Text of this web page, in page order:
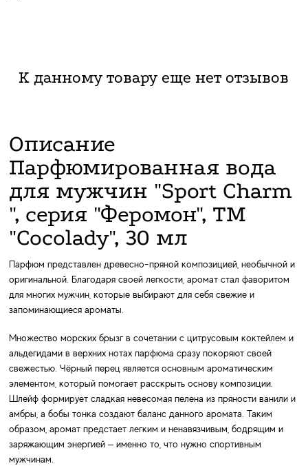
К данному товару еще нет отзывов
Описание
Парфюмированная вода
для мужчин "Sport Charm
", серия "Феромон", ТМ
"Cocolady", 30 мл
Парфюм представлен древесно-пряной композицией, необычной и
оригинальной. Благодаря своей легкости, аромат стал фаворитом
для многих мужчин, которые выбирают для себя свежие и
запоминающиеся ароматы.
Множество морских брызг в сочетании с цитрусовым коктейлем и
альдегидами в верхних нотах парфюма сразу покоряют своей
свежестью. Чёрный перец является основным ароматическим
элементом, который помогает расскрыть основу композиции.
Шлейф формирует сладкая невесомая пелена из пряности ванили и
амбры, а бобы тонка создают баланс данного аромата. Таким
образом, аромат предстает легким и ненавязчивым, бодрящим и
заряжающим энергией – именно то, что нужно спортивным
мужчинам.